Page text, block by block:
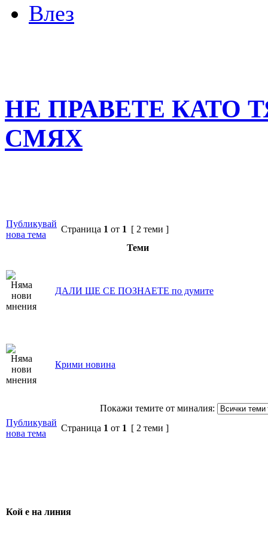
Влез
НЕ ПРАВЕТЕ КАТО
СМЯХ
Публикувай
нова тема
Страница 1 от 1 [ 2 теми ]
Теми
ДАЛИ ЩЕ СЕ ПОЗНАЕТЕ по думите
Крими новина
Покажи темите от миналия:
Публикувай
нова тема
Страница 1 от 1 [ 2 теми ]
Кой е на линия